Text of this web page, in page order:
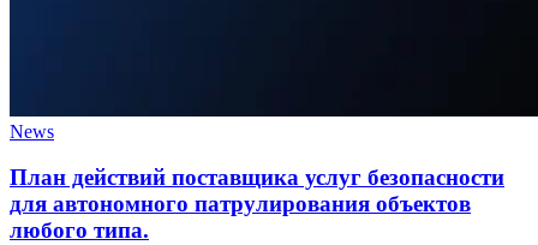
News
План действий поставщика услуг безопасности
для автономного патрулирования объектов
любого типа.